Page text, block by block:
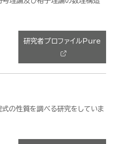
研究者プロファイルPure
の性質を調べる研究をしていま